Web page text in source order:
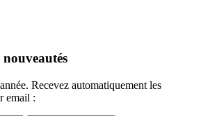
nouveautés
Recevez automatiquement les
email :